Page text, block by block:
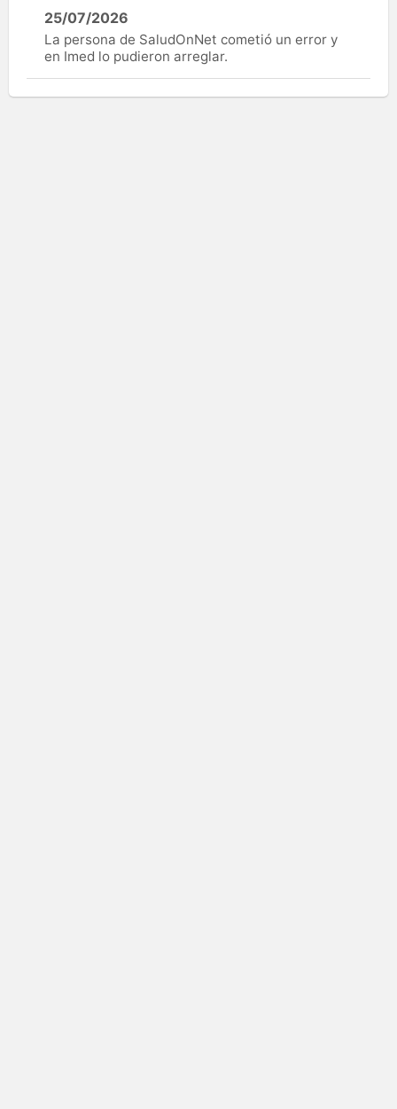
25/07/2026
La persona de SaludOnNet cometió un error y
en Imed lo pudieron arreglar.